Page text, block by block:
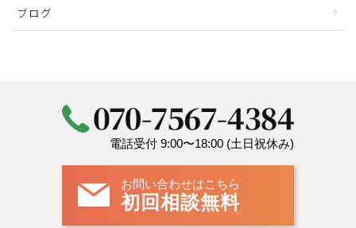
ブログ
電話受付 9:00〜18:00 (土日祝休み)
お問い合わせはこちら
初回相談無料